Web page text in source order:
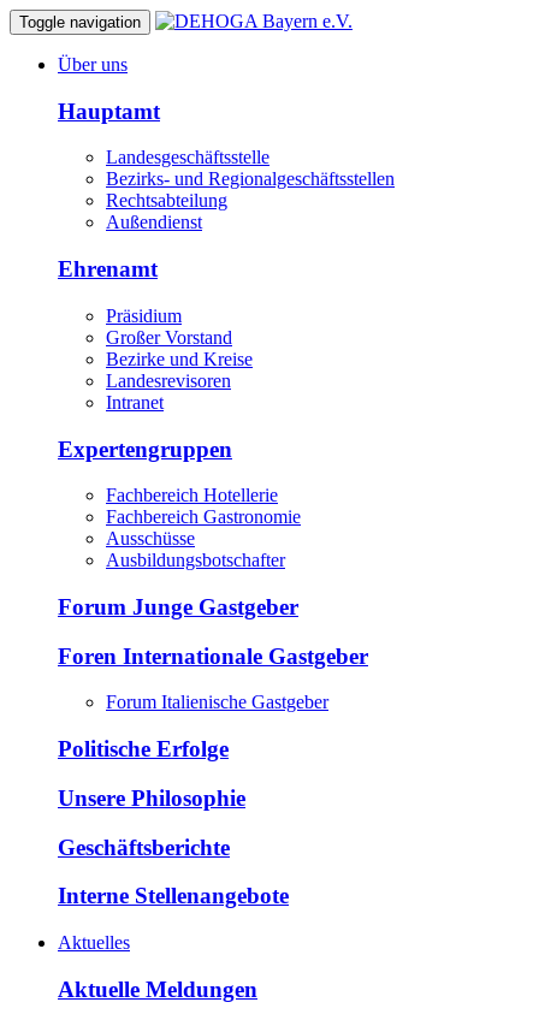
Toggle navigation
Über uns
Hauptamt
Landesgeschäftsstelle
Bezirks- und Regionalgeschäftsstellen
Rechtsabteilung
Außendienst
Ehrenamt
Präsidium
Großer Vorstand
Bezirke und Kreise
Landesrevisoren
Intranet
Expertengruppen
Fachbereich Hotellerie
Fachbereich Gastronomie
Ausschüsse
Ausbildungsbotschafter
Forum Junge Gastgeber
Foren Internationale Gastgeber
Forum Italienische Gastgeber
Politische Erfolge
Unsere Philosophie
Geschäftsberichte
Interne Stellenangebote
Aktuelles
Aktuelle Meldungen